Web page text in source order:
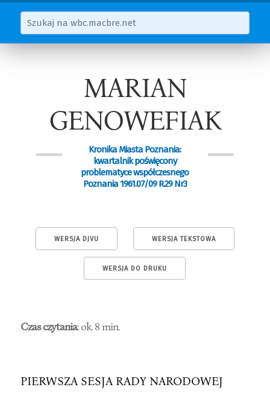
MARIAN
GENOWEFIAK
Kronika Miasta Poznania:
kwartalnik poświęcony
problematyce współczesnego
Poznania 1961.07/09 R.29 Nr3
WERSJA DJVU WERSJA TEKSTOWA
WERSJA DO DRUKU
Czas czytania: ok. 8 min.
PIERWSZA SESJA RADY NARODOWEJ